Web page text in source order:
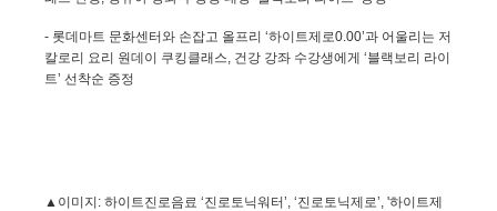
- 롯데마트 문화센터와 손잡고 올프리 ‘하이트제로0.00’과 어울리는 저
칼로리 요리 원데이 쿠킹클래스, 건강 강좌 수강생에게 ‘블랙보리 라이
트’ 선착순 증정
▲이미지 : 하이트진로음료 ‘진로토닉워터’, ‘진로토닉제로’, '하이트제